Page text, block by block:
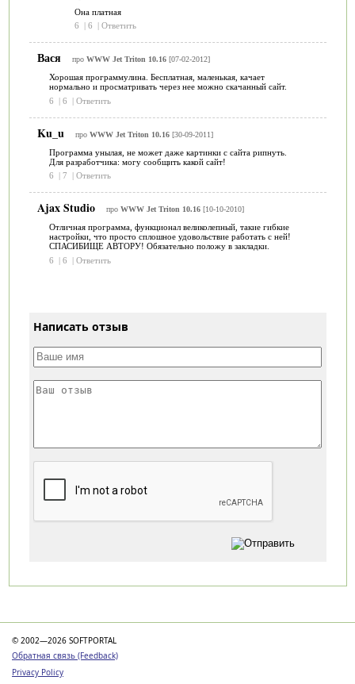
Она платная
6
| 6 | Ответить
Вася про WWW Jet Triton 10.16[07-02-2012]
Хорошая программулина. Бесплатная, маленькая, качает
нормально и просматривать через нее можно скачанный сайт.
6
| 6 | Ответить
Ku_u про WWW Jet Triton 10.16[30-09-2011]
Программа унылая, не может даже картинки с сайта рипнуть.
Для разработчика: могу сообщить какой сайт!
6
| 7 | Ответить
Ajax Studio про WWW Jet Triton 10.16[10-10-2010]
Отличная программа, функционал великолепный, такие гибкие
настройки, что просто сплошное удовольствие работать с ней!
СПАСИБИЩЕ АВТОРУ! Обязательно положу в закладки.
6
| 6 | Ответить
Написать отзыв
© 2002—2026 SOFTPORTAL
Обратная связь (Feedback)
Privacy Policy